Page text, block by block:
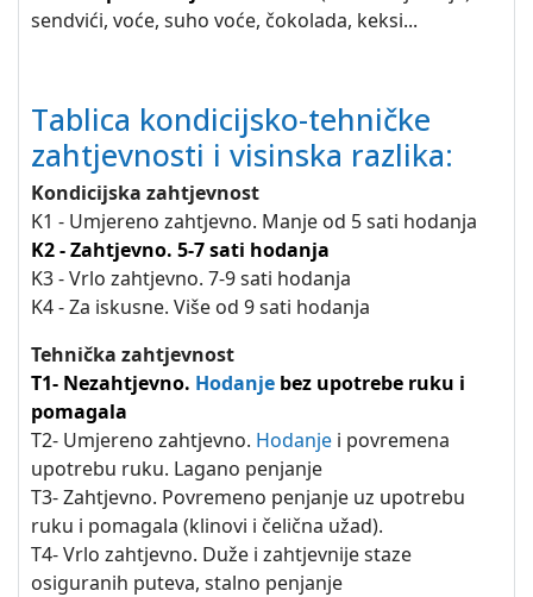
sendvići, voće, suho voće, čokolada, keksi...
Tablica kondicijsko-tehničke
zahtjevnosti i visinska razlika:
Kondicijska zahtjevnost
K1 - Umjereno zahtjevno. Manje od 5 sati hodanja
K2 - Zahtjevno. 5-7 sati hodanja
K3 - Vrlo zahtjevno. 7-9 sati hodanja
K4 - Za iskusne. Više od 9 sati hodanja
Tehnička zahtjevnost
T1- Nezahtjevno. Hodanje bez upotrebe ruku i
pomagala
T2- Umjereno zahtjevno. Hodanje i povremena
upotrebu ruku. Lagano penjanje
T3- Zahtjevno. Povremeno penjanje uz upotrebu
ruku i pomagala (klinovi i čelična užad).
T4- Vrlo zahtjevno. Duže i zahtjevnije staze
osiguranih puteva, stalno penjanje